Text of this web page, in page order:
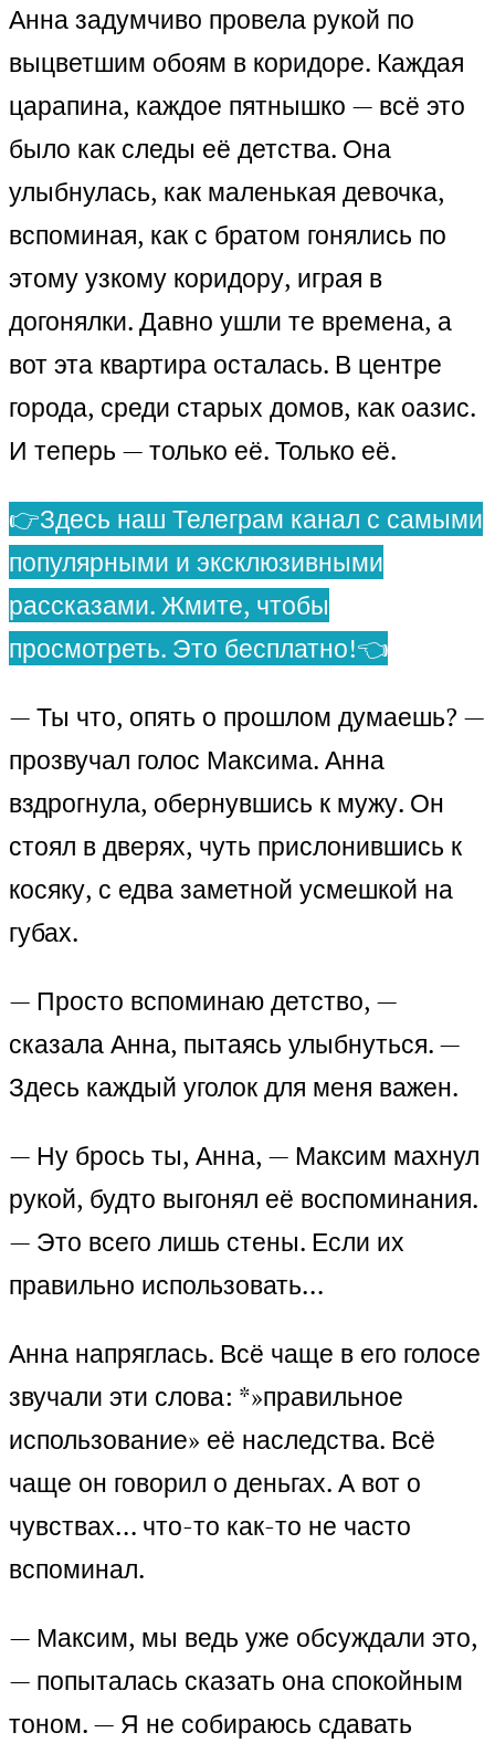
Анна задумчиво провела рукой по
выцветшим обоям в коридоре. Каждая
царапина, каждое пятнышко — всё это
было как следы её детства. Она
улыбнулась, как маленькая девочка,
вспоминая, как с братом гонялись по
этому узкому коридору, играя в
догонялки. Давно ушли те времена, а
вот эта квартира осталась. В центре
города, среди старых домов, как оазис.
И теперь — только её. Только её.
👉Здесь наш Телеграм канал с самыми
популярными и эксклюзивными
рассказами. Жмите, чтобы
просмотреть. Это бесплатно!👈
— Ты что, опять о прошлом думаешь? —
прозвучал голос Максима. Анна
вздрогнула, обернувшись к мужу. Он
стоял в дверях, чуть прислонившись к
косяку, с едва заметной усмешкой на
губах.
— Просто вспоминаю детство, —
сказала Анна, пытаясь улыбнуться. —
Здесь каждый уголок для меня важен.
— Ну брось ты, Анна, — Максим махнул
рукой, будто выгонял её воспоминания.
— Это всего лишь стены. Если их
правильно использовать…
Анна напряглась. Всё чаще в его голосе
звучали эти слова: *»правильное
использование» её наследства. Всё
чаще он говорил о деньгах. А вот о
чувствах… что-то как-то не часто
вспоминал.
— Максим, мы ведь уже обсуждали это,
— попыталась сказать она спокойным
тоном. — Я не собираюсь сдавать